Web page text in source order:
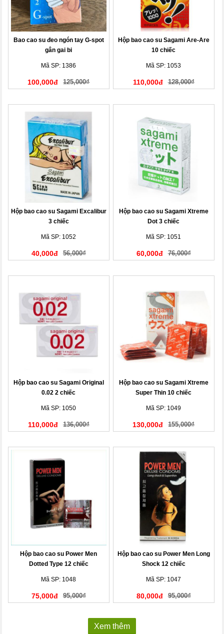
Bao cao su đeo ngón tay G-spot
gân gai bi
Mã SP: 1386
100,000đ 125,000₫
Hộp bao cao su Sagami Are-Are
10 chiếc
Mã SP: 1053
110,000đ 128,000₫
Hộp bao cao su Sagami Excalibur
3 chiếc
Mã SP: 1052
40,000đ 56,000₫
Hộp bao cao su Sagami Xtreme
Dot 3 chiếc
Mã SP: 1051
60,000đ 76,000₫
Hộp bao cao su Sagami Original
0.02 2 chiếc
Mã SP: 1050
110,000đ 136,000₫
Hộp bao cao su Sagami Xtreme
Super Thin 10 chiếc
Mã SP: 1049
130,000đ 155,000₫
Hộp bao cao su Power Men
Dotted Type 12 chiếc
Mã SP: 1048
75,000đ 95,000₫
Hộp bao cao su Power Men Long
Shock 12 chiếc
Mã SP: 1047
80,000đ 95,000₫
Xem thêm